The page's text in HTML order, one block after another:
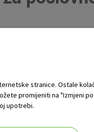
stranice. Ostale
promijeniti na "Izmjeni
upotrebi.